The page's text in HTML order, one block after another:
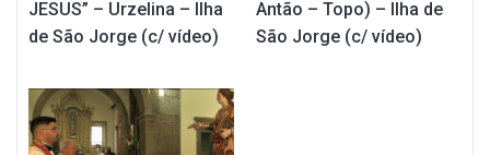
JESUS” – Urzelina – Ilha
de São Jorge (c/ vídeo)
Antão – Topo) – Ilha de
São Jorge (c/ vídeo)